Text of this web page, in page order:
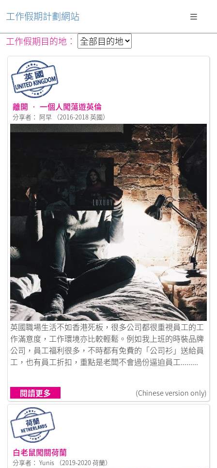
工作假期計劃網站
工作假期目的地︰
離開 • 一個人闖蕩遊英倫
分享者： 阿早 （2016-2018 英國）
鏈接到離開 • 一個人闖蕩遊英倫
英國職場生活不如香港死板，很多公司都很重視員工的工
作滿意度，工作環境亦比較輕鬆。例如我上班的時裝品牌
公司，員工福利很多，不時都有免費的「公司衫」送給員
工，也有員工折扣，重點是老闆不會過份逼迫員工.........
閱讀更多 (Chinese version only)
白老鼠闖關荷蘭
分享者： Yunis （2019-2020 荷蘭）